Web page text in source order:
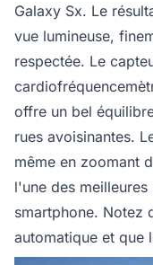
Galaxy Sx. Le
vue lumineuse,
respectée. Le
offre un bel
rues avoisinantes.
même en zoomant
l'une des
smartphone. Notez
automatique et que